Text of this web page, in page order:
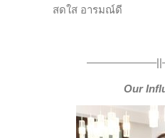
สดใส อารมณ์ดี
Our